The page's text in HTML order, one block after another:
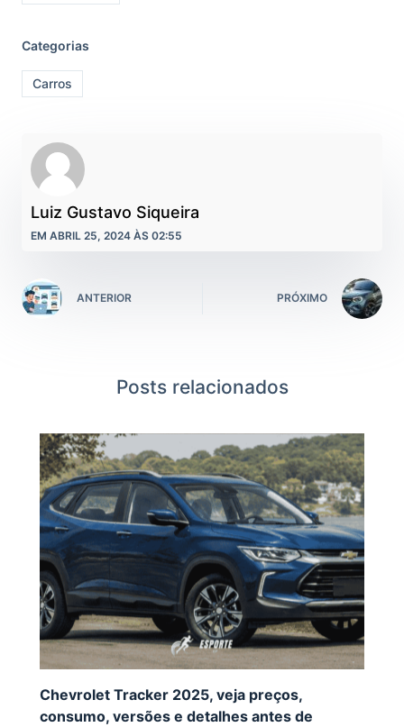
Categorias
Carros
Luiz Gustavo Siqueira
EM ABRIL 25, 2024 ÀS 02:55
ANTERIOR PRÓXIMO
Posts relacionados
Chevrolet Tracker 2025, veja preços,
consumo, versões e detalhes antes de